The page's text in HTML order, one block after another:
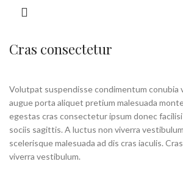
Cras consectetur
Volutpat suspendisse condimentum conubia
augue porta aliquet pretium malesuada
egestas cras consectetur ipsum donec
sociis sagittis. A luctus non viverra
scelerisque malesuada ad dis cras iaculis.
viverra vestibulum.